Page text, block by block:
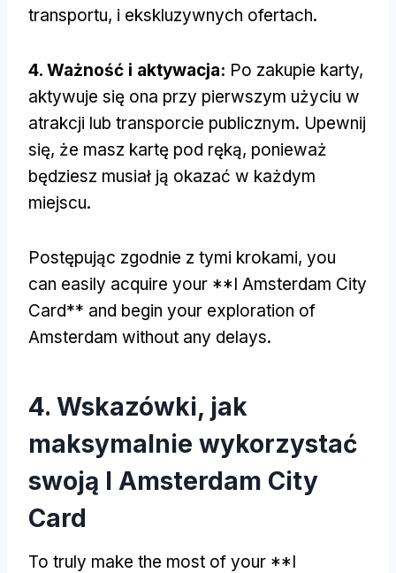
transportu, i ekskluzywnych ofertach.
4. Ważność i aktywacja: Po zakupie karty,
aktywuje się ona przy pierwszym użyciu w
atrakcji lub transporcie publicznym. Upewnij
się, że masz kartę pod ręką, ponieważ
będziesz musiał ją okazać w każdym
miejscu.
Postępując zgodnie z tymi krokami, you
can easily acquire your **I Amsterdam City
Card** and begin your exploration of
Amsterdam without any delays.
4. Wskazówki, jak
maksymalnie wykorzystać
swoją I Amsterdam City
Card
To truly make the most of your **I